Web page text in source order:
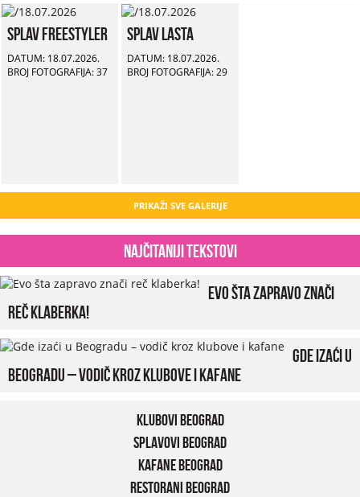
Splav Freestyler
DATUM: 18.07.2026.
BROJ FOTOGRAFIJA: 37
Splav Lasta
DATUM: 18.07.2026.
BROJ FOTOGRAFIJA: 29
PRIKAŽI SVE GALERIJE
Najčitaniji tekstovi
Evo šta zapravo znači
reč klaberka!
Gde izaći u
Beogradu – vodič kroz klubove i kafane
Klubovi Beograd
Splavovi Beograd
Kafane Beograd
Restorani Beograd